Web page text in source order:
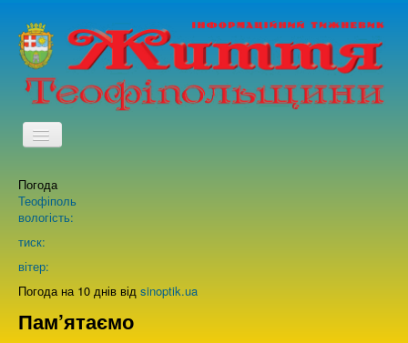
TPL_PROTOSTAR_TOGGLE_MENU
Про нас
Погода
Теофіполь
вологість:
тиск:
вітер:
Погода на 10 днів від sinoptik.ua
Пам’ятаємо